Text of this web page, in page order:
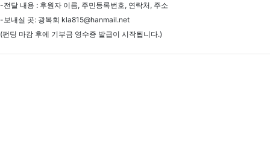
-전달 내용 : 후원자 이름, 주민등록번호, 연락처, 주소
-보내실 곳: 광복회 kla815@hanmail.net
(펀딩 마감 후에 기부금 영수증 발급이 시작됩니다.)